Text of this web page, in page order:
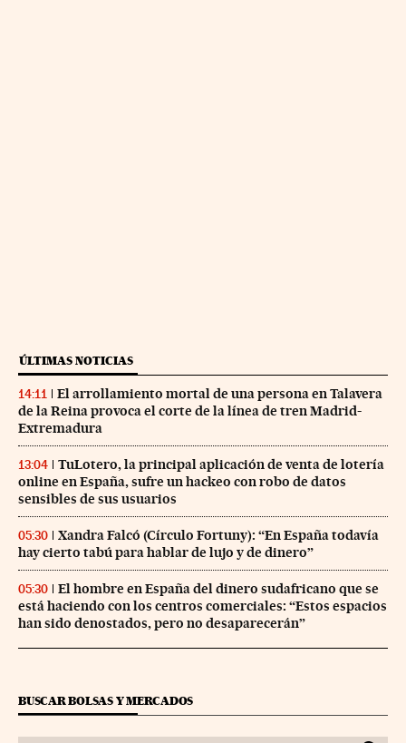
ÚLTIMAS NOTICIAS
14:11
El arrollamiento mortal de una persona en Talavera
de la Reina provoca el corte de la línea de tren Madrid-
Extremadura
13:04
TuLotero, la principal aplicación de venta de lotería
online en España, sufre un hackeo con robo de datos
sensibles de sus usuarios
05:30
Xandra Falcó (Círculo Fortuny): “En España todavía
hay cierto tabú para hablar de lujo y de dinero”
05:30
El hombre en España del dinero sudafricano que se
está haciendo con los centros comerciales: “Estos espacios
han sido denostados, pero no desaparecerán”
BUSCAR BOLSAS Y MERCADOS